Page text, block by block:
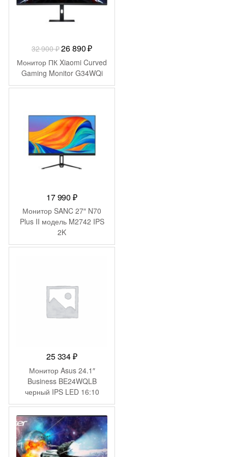
32 900₽Первоначальная
цена
составляла
32
26 890₽Текущая
цена:
26
890 ₽.
Монитор ПК Xiaomi Curved
Gaming Monitor G34WQi
17 990₽
Монитор SANC 27″ N70
Plus II модель M2742 IPS
2K
25 334₽
Монитор Asus 24.1″
Business BE24WQLB
черный IPS LED 16:10
HDMI M/M матовая HAS
Piv 300cd 178гр/178гр
1920×1200 VGA DP FHD
USB 6.1кг